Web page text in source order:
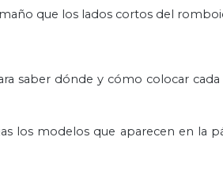
que los lados cortos del
saber dónde y cómo colocar cada
los modelos que aparecen en la